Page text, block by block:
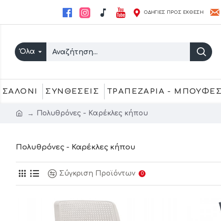
ΟΔΗΓΙΕΣ ΠΡΟΣ ΕΚΘΕΣΗ
Όλα
ΣΑΛΟΝΙ ΣΥΝΘΕΣΕΙΣ ΤΡΑΠΕΖΑΡΙΑ -
Πολυθρόνες - Καρέκλες κήπου
Πολυθρόνες - Καρέκλες κήπου
Σύγκριση Προϊόντων 0